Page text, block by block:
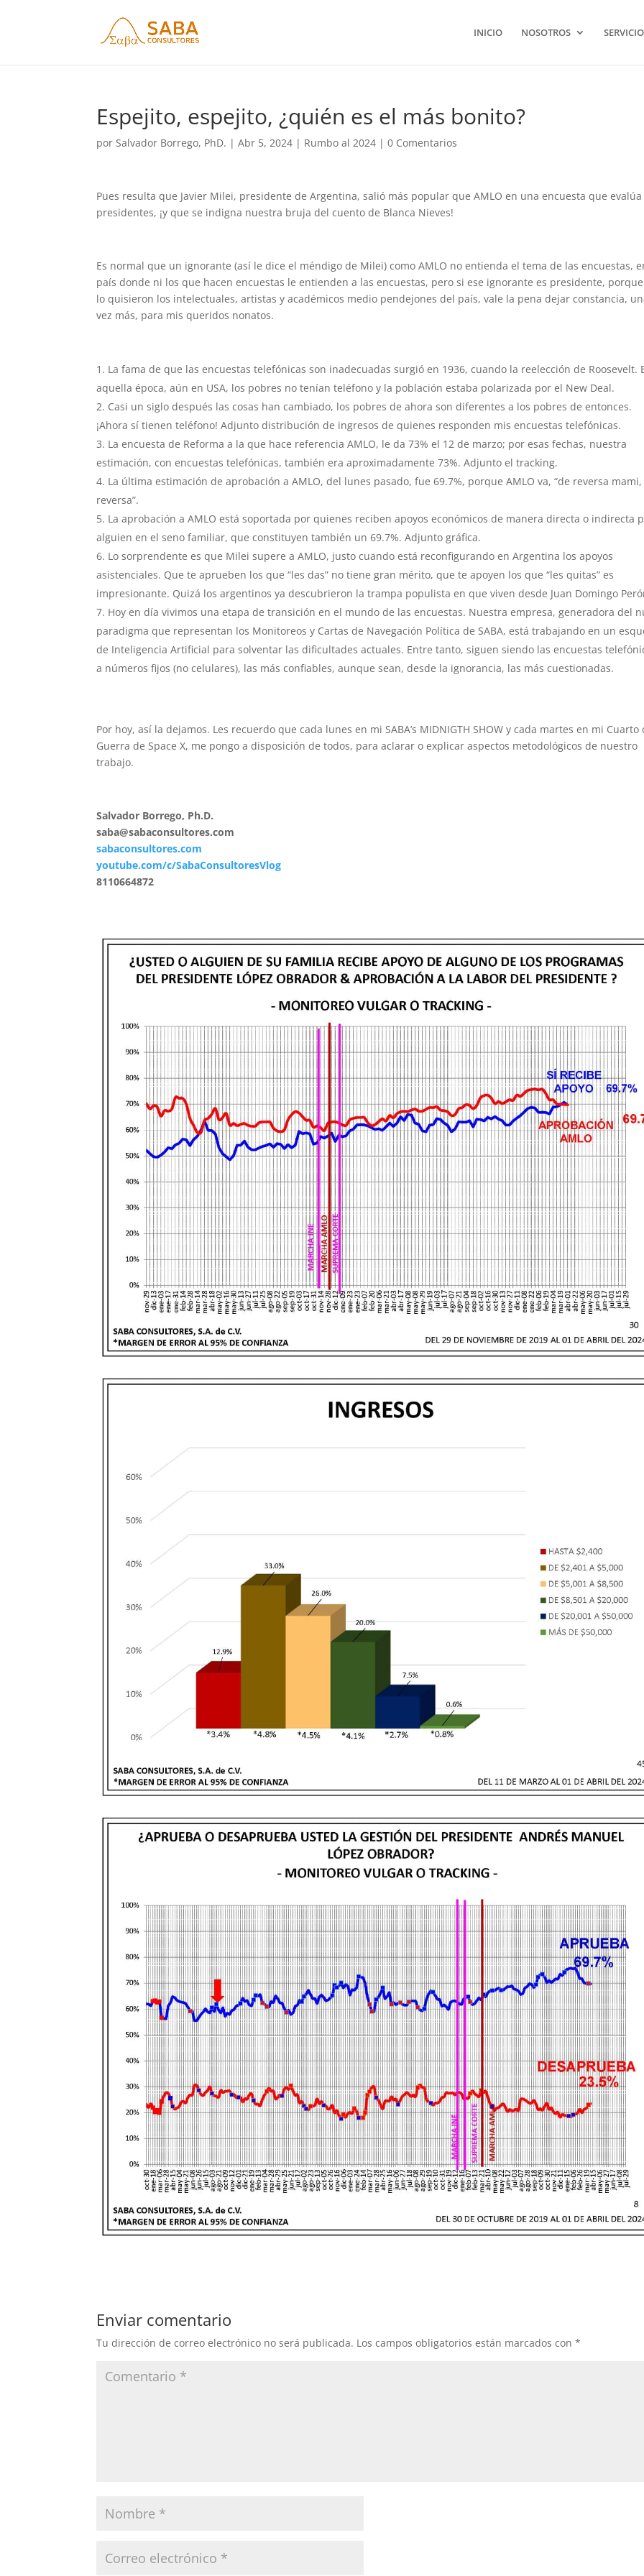
INICIO NOSOTROS
Espejito, espejito, ¿quién es el más bonito?
porSalvador Borrego, PhD. |Abr 5, 2024 | Rumbo al 2024 |0 Comentarios
Pues resulta que Javier Milei, presidente de Argentina, salió más popular que AMLO en una encuesta que evalúa
presidentes, ¡y que se indigna nuestra bruja del cuento de Blanca Nieves!
Es normal que un ignorante (así le dice el méndigo de Milei) como AMLO no entienda el tema de las encuestas,
país donde ni los que hacen encuestas le entienden a las encuestas, pero si ese ignorante es presidente,
lo quisieron los intelectuales, artistas y académicos medio pendejones del país, vale la pena dejar constancia,
vez más, para mis queridos nonatos.
La fama de que las encuestas telefónicas son inadecuadas surgió en 1936, cuando la reelección de Roosevelt.
aquella época, aún en USA, los pobres no tenían teléfono y la población estaba polarizada por el New Deal.
Casi un siglo después las cosas han cambiado, los pobres de ahora son diferentes a los pobres de entonces.
¡Ahora sí tienen teléfono! Adjunto distribución de ingresos de quienes responden mis encuestas telefónicas.
La encuesta de Reforma a la que hace referencia AMLO, le da 73% el 12 de marzo; por esas fechas, nuestra
estimación, con encuestas telefónicas, también era aproximadamente 73%. Adjunto el tracking.
La última estimación de aprobación a AMLO, del lunes pasado, fue 69.7%, porque AMLO va, “de reversa mami,
reversa”.
La aprobación a AMLO está soportada por quienes reciben apoyos económicos de manera directa o indirecta
alguien en el seno familiar, que constituyen también un 69.7%. Adjunto gráfica.
Lo sorprendente es que Milei supere a AMLO, justo cuando está reconfigurando en Argentina los apoyos
asistenciales. Que te aprueben los que “les das” no tiene gran mérito, que te apoyen los que “les quitas” es
impresionante. Quizá los argentinos ya descubrieron la trampa populista en que viven desde Juan Domingo
Hoy en día vivimos una etapa de transición en el mundo de las encuestas. Nuestra empresa, generadora del
paradigma que representan los Monitoreos y Cartas de Navegación Política de SABA, está trabajando en un
de Inteligencia Artificial para solventar las dificultades actuales. Entre tanto, siguen siendo las encuestas
a números fijos (no celulares), las más confiables, aunque sean, desde la ignorancia, las más cuestionadas.
Por hoy, así la dejamos. Les recuerdo que cada lunes en mi SABA’s MIDNIGTH SHOW y cada martes en mi Cuarto
Guerra de Space X, me pongo a disposición de todos, para aclarar o explicar aspectos metodológicos de nuestro
trabajo.
Salvador Borrego, Ph.D.
saba@sabaconsultores.com
sabaconsultores.com
youtube.com/c/SabaConsultoresVlog
8110664872
Enviar comentario
Tu dirección de correo electrónico no será publicada. Los campos obligatorios están marcados con*